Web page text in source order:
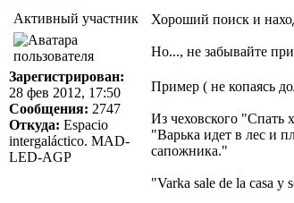
Активный участник
Зарегистрирован:
28 фев 2012, 17:50
Сообщения: 2747
Откуда: Espacio
intergaláctico. MAD-
LED-AGP
Хороший поиск и
Но..., не забывайте
Пример ( не копаясь
Из чеховского "Спать
"Варька идет в лес и
сапожника."
"Varka sale de la casa y